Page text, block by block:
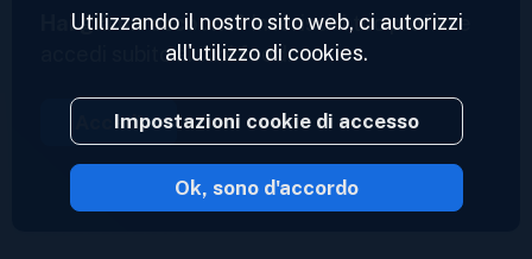
Hai già un account?Inserisci il tuo profilo e
accedi subito ai tuoi feed.
Accedi
2023 © Inoreader
Utilizzando il nostro sito web, ci autorizzi
all'utilizzo di cookies.
Impostazioni cookie di accesso
Ok, sono d'accordo